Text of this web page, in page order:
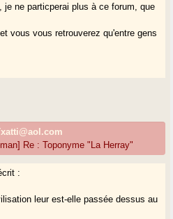
je ne particperai plus à ce forum, que
vous vous retrouverez qu'entre gens
Re : Toponyme "La Herray"
:
leur est-elle passée dessus au